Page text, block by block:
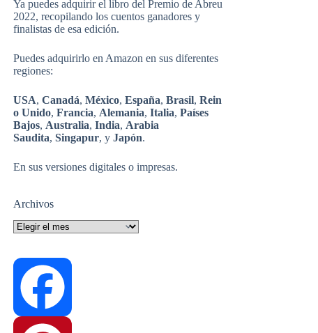
Ya puedes adquirir el libro del Premio de Abreu
2022, recopilando los cuentos ganadores y
finalistas de esa edición.
Puedes adquirirlo en Amazon en sus diferentes
regiones:
USA,Canadá,México,España,Brasil,Rein
o Unido,Francia, Alemania,Italia,Países
Bajos, Australia,India, Arabia
Saudita,Singapur, yJapón.
En sus versiones digitales o impresas.
Archivos
Archivos